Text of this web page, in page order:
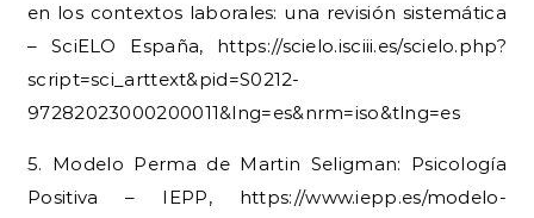
en los contextos laborales: una revisión sistemática
– SciELO España, https://scielo.isciii.es/scielo.php?
script=sci_arttext&pid=S0212-
97282023000200011&lng=es&nrm=iso&tlng=es
5. Modelo Perma de Martin Seligman: Psicología
Positiva – IEPP, https://www.iepp.es/modelo-